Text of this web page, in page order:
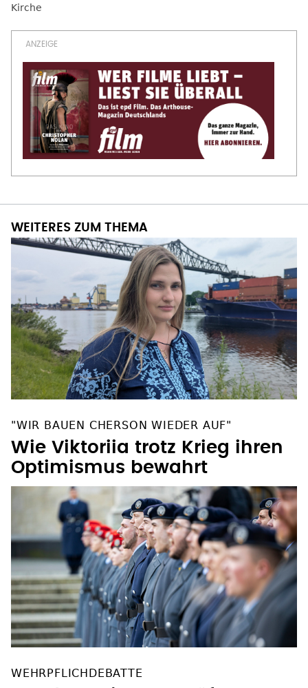
Kirche
Wie Viktoriia trotz Krieg ihren
Optimismus bewahrt
Bundesregierung prüft